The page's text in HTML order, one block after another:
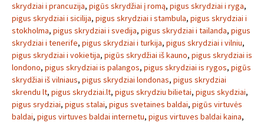
skrydziai i prancuzija, pigūs skrydžiai į romą, pigus skrydziai i ryga,
pigus skrydziai i sicilija, pigus skrydziai i stambula, pigus skrydziai i
stokholma, pigus skrydziai i svedija, pigus skrydziai i tailanda, pigus
skrydziai i tenerife, pigus skrydziai i turkija, pigus skrydziai i vilniu,
pigus skrydziai i vokietija, pigūs skrydžiai iš kauno, pigus skrydziai is
londono, pigus skrydziai is palangos, pigus skrydziai is rygos, pigūs
skrydžiai iš vilniaus, pigus skrydziai londonas, pigus skrydziai
skrendu lt, pigus skrydziai.lt, pigus skrydziu bilietai, pigus skydziai,
pigus srydziai, pigus stalai, pigus svetaines baldai, pigūs virtuvės
baldai, pigus virtuves baldai internetu, pigus virtuves baldai kaina,